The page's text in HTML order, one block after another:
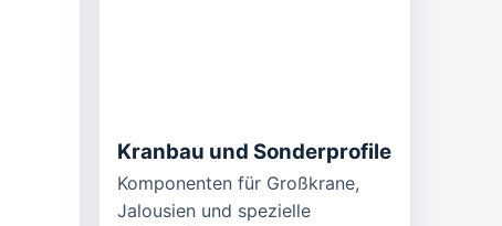
Kranbau und Sonderprofile
Komponenten für Großkrane,
Jalousien und spezielle